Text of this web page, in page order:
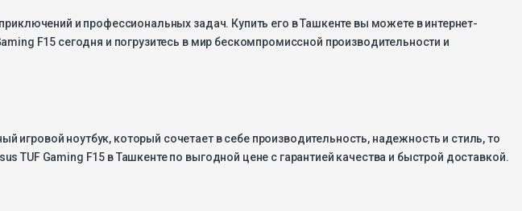
и профессиональных задач. Купить его в Ташкенте вы можете в интернет-
F15 сегодня и погрузитесь в мир бескомпромиссной производительности и
ноутбук, который сочетает в себе производительность, надежность и стиль, то
Gaming F15 в Ташкенте по выгодной цене с гарантией качества и быстрой доставкой.